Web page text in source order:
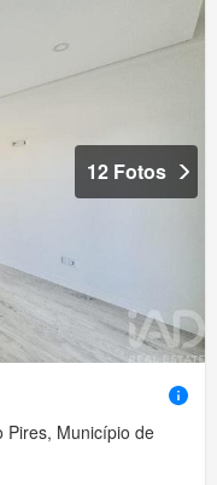
12 Fotos
Pires, Município de